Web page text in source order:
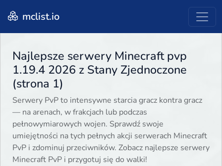
mclist.io
Najlepsze serwery Minecraft pvp
1.19.4 2026 z Stany Zjednoczone
(strona 1)
Serwery PvP to intensywne starcia gracz kontra gracz
— na arenach, w frakcjach lub podczas
pełnowymiarowych wojen. Sprawdź swoje
umiejętności na tych pełnych akcji serwerach Minecraft
PvP i zdominuj przeciwników. Zobacz najlepsze serwery
Minecraft PvP i przygotuj się do walki!